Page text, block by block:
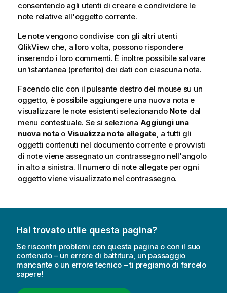
consentendo agli utenti di creare e condividere le
note relative all'oggetto corrente.
Le note vengono condivise con gli altri utenti
QlikView che, a loro volta, possono rispondere
inserendo i loro commenti. È inoltre possibile salvare
un'istantanea (preferito) dei dati con ciascuna nota.
Facendo clic con il pulsante destro del mouse su un
oggetto, è possibile aggiungere una nuova nota e
visualizzare le note esistenti selezionando Note dal
menu contestuale. Se si seleziona Aggiungi una
nuova notao Visualizza note allegate, a tutti gli
oggetti contenuti nel documento corrente e provvisti
di note viene assegnato un contrassegno nell'angolo
in alto a sinistra. Il numero di note allegate per ogni
oggetto viene visualizzato nel contrassegno.
Hai trovato utile questa pagina?
Se riscontri problemi con questa pagina o con il suo
contenuto – un errore di battitura, un passaggio
mancante o un errore tecnico – ti pregiamo di farcelo
sapere!